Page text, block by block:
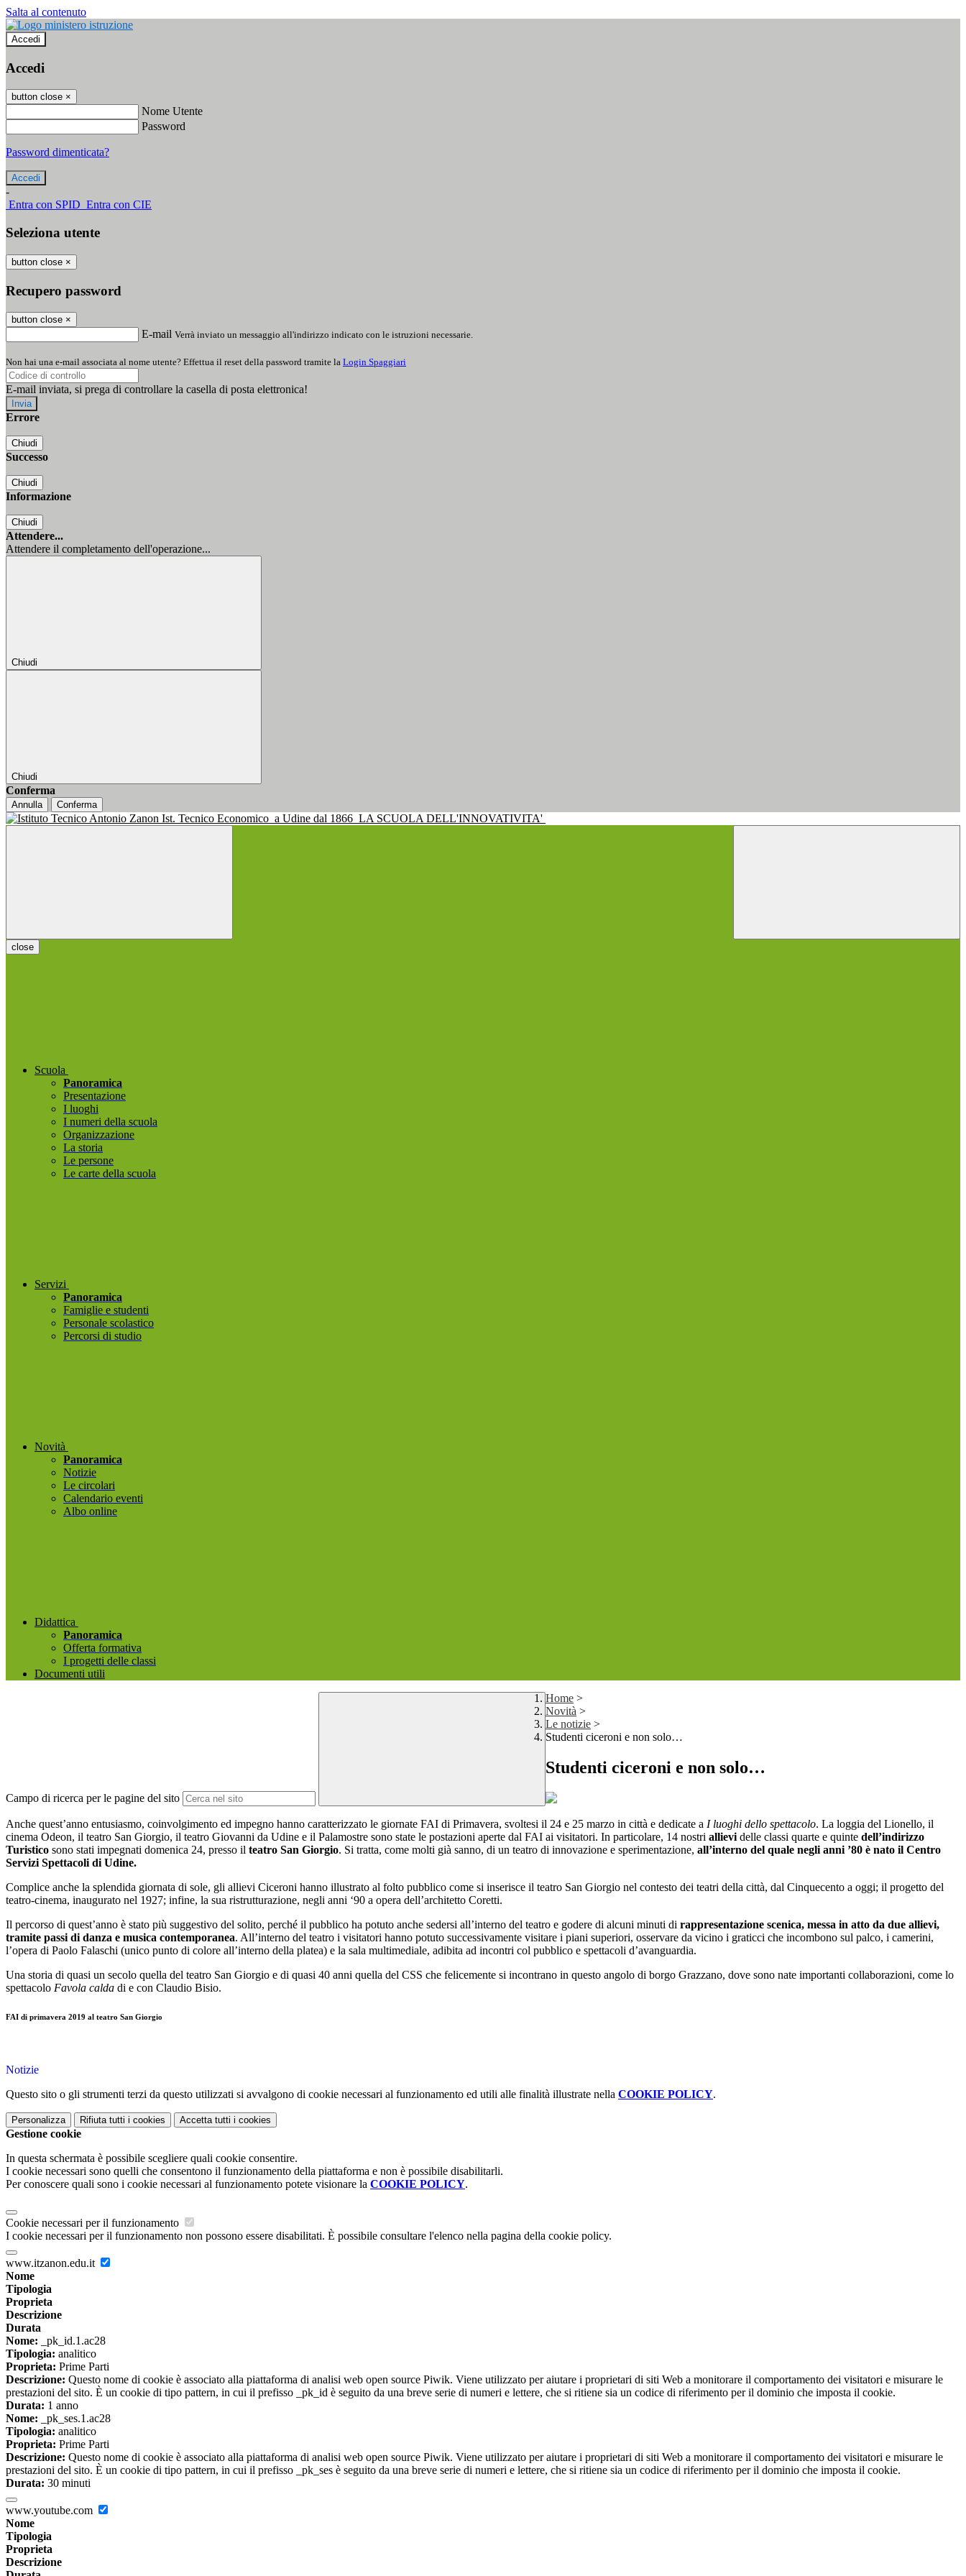
Salta al contenuto
Accedi
Accedi
button close ×
Nome Utente
Password
Password dimenticata?
-
Entra con SPID Entra con CIE
Seleziona utente
button close ×
Recupero password
button close ×
E-mail Verrà inviato un messaggio all'indirizzo indicato con le istruzioni necessarie.
Non hai una e-mail associata al nome utente? Effettua il reset della password tramite la Login Spaggiari
E-mail inviata, si prega di controllare la casella di posta elettronica!
Errore
Chiudi
Successo
Chiudi
Informazione
Chiudi
Attendere...
Attendere il completamento dell'operazione...
Chiudi
Chiudi
Conferma
Annulla Conferma
Ist. Tecnico Economico a Udine dal 1866 LA SCUOLA DELL'INNOVATIVITA'
close
Scuola
Panoramica
Presentazione
I luoghi
I numeri della scuola
Organizzazione
La storia
Le persone
Le carte della scuola
Servizi
Panoramica
Famiglie e studenti
Personale scolastico
Percorsi di studio
Novità
Panoramica
Notizie
Le circolari
Calendario eventi
Albo online
Didattica
Panoramica
Offerta formativa
I progetti delle classi
Documenti utili
Campo di ricerca per le pagine del sito
Home >
Novità >
Le notizie >
Studenti ciceroni e non solo…
Studenti ciceroni e non solo…
Anche quest’anno entusiasmo, coinvolgimento ed impegno hanno caratterizzato le giornate FAI di Primavera, svoltesi il 24 e 25 marzo in città e dedicate a I luoghi dello spettacolo. La loggia del Lionello, il
cinema Odeon, il teatro San Giorgio, il teatro Giovanni da Udine e il Palamostre sono state le postazioni aperte dal FAI ai visitatori. In particolare, 14 nostri allievi delle classi quarte e quinte dell’indirizzo
Turistico sono stati impegnati domenica 24, presso il teatro San Giorgio. Si tratta, come molti già sanno, di un teatro di innovazione e sperimentazione, all’interno del quale negli anni ’80 è nato il Centro
Servizi Spettacoli di Udine.
Complice anche la splendida giornata di sole, gli allievi Ciceroni hanno illustrato al folto pubblico come si inserisce il teatro San Giorgio nel contesto dei teatri della città, dal Cinquecento a oggi; il progetto del
teatro-cinema, inaugurato nel 1927; infine, la sua ristrutturazione, negli anni ‘90 a opera dell’architetto Coretti.
Il percorso di quest’anno è stato più suggestivo del solito, perché il pubblico ha potuto anche sedersi all’interno del teatro e godere di alcuni minuti di rappresentazione scenica, messa in atto da due allievi,
tramite passi di danza e musica contemporanea. All’interno del teatro i visitatori hanno potuto successivamente visitare i piani superiori, osservare da vicino i graticci che incombono sul palco, i camerini,
l’opera di Paolo Falaschi (unico punto di colore all’interno della platea) e la sala multimediale, adibita ad incontri col pubblico e spettacoli d’avanguardia.
Una storia di quasi un secolo quella del teatro San Giorgio e di quasi 40 anni quella del CSS che felicemente si incontrano in questo angolo di borgo Grazzano, dove sono nate importanti collaborazioni, come lo
spettacolo Favola calda di e con Claudio Bisio.
FAI di primavera 2019 al teatro San Giorgio
Notizie
Questo sito o gli strumenti terzi da questo utilizzati si avvalgono di cookie necessari al funzionamento ed utili alle finalità illustrate nella COOKIE POLICY.
Personalizza Rifiuta tutti i cookies Accetta tutti i cookies
Gestione cookie
In questa schermata è possibile scegliere quali cookie consentire.
I cookie necessari sono quelli che consentono il funzionamento della piattaforma e non è possibile disabilitarli.
Per conoscere quali sono i cookie necessari al funzionamento potete visionare la COOKIE POLICY.
Cookie necessari per il funzionamento
I cookie necessari per il funzionamento non possono essere disabilitati. È possibile consultare l'elenco nella pagina della cookie policy.
www.itzanon.edu.it
Nome
Tipologia
Proprieta
Descrizione
Durata
Nome: _pk_id.1.ac28
Tipologia: analitico
Proprieta: Prime Parti
Descrizione: Questo nome di cookie è associato alla piattaforma di analisi web open source Piwik. Viene utilizzato per aiutare i proprietari di siti Web a monitorare il comportamento dei visitatori e misurare le
prestazioni del sito. È un cookie di tipo pattern, in cui il prefisso _pk_id è seguito da una breve serie di numeri e lettere, che si ritiene sia un codice di riferimento per il dominio che imposta il cookie.
Durata: 1 anno
Nome: _pk_ses.1.ac28
Tipologia: analitico
Proprieta: Prime Parti
Descrizione: Questo nome di cookie è associato alla piattaforma di analisi web open source Piwik. Viene utilizzato per aiutare i proprietari di siti Web a monitorare il comportamento dei visitatori e misurare le
prestazioni del sito. È un cookie di tipo pattern, in cui il prefisso _pk_ses è seguito da una breve serie di numeri e lettere, che si ritiene sia un codice di riferimento per il dominio che imposta il cookie.
Durata: 30 minuti
www.youtube.com
Nome
Tipologia
Proprieta
Descrizione